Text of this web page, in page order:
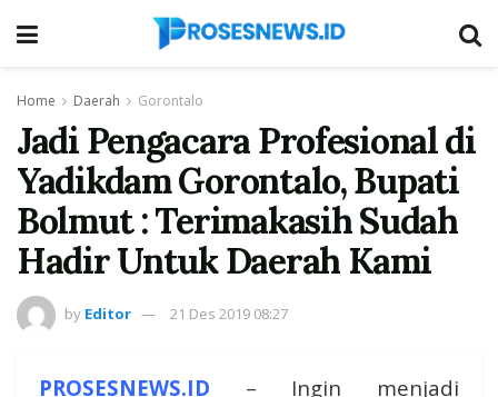
Home Daerah Gorontalo
Jadi Pengacara Profesional di
Yadikdam Gorontalo, Bupati
Bolmut : Terimakasih Sudah
Hadir Untuk Daerah Kami
by Editor 21 Des 2019 08:27
PROSESNEWS.ID – Ingin menjadi